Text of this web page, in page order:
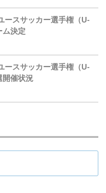
ースサッカー選手権（U-
決定
ースサッカー選手権（U-
催状況